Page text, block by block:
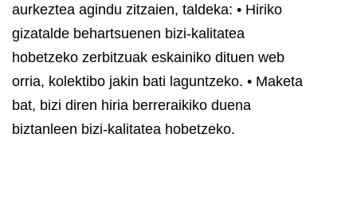
aurkeztea agindu zitzaien, taldeka: • Hiriko
gizatalde behartsuenen bizi-kalitatea
hobetzeko zerbitzuak eskainiko dituen web
orria, kolektibo jakin bati laguntzeko. • Maketa
bat, bizi diren hiria berreraikiko duena
biztanleen bizi-kalitatea hobetzeko.